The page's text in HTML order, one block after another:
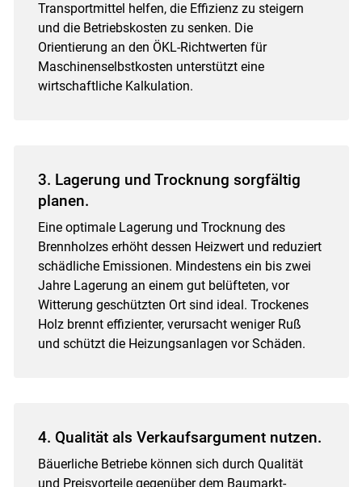
Transportmittel helfen, die Effizienz zu steigern
und die Betriebskosten zu senken. Die
Orientierung an den ÖKL-Richtwerten für
Maschinenselbstkosten unterstützt eine
wirtschaftliche Kalkulation.
3. Lagerung und Trocknung sorgfältig
planen.
Eine optimale Lagerung und Trocknung des
Brennholzes erhöht dessen Heizwert und reduziert
schädliche Emissionen. Mindestens ein bis zwei
Jahre Lagerung an einem gut belüfteten, vor
Witterung geschützten Ort sind ideal. Trockenes
Holz brennt effizienter, verursacht weniger Ruß
und schützt die Heizungsanlagen vor Schäden.
4. Qualität als Verkaufsargument nutzen.
Bäuerliche Betriebe können sich durch Qualität
und Preisvorteile gegenüber dem Baumarkt-